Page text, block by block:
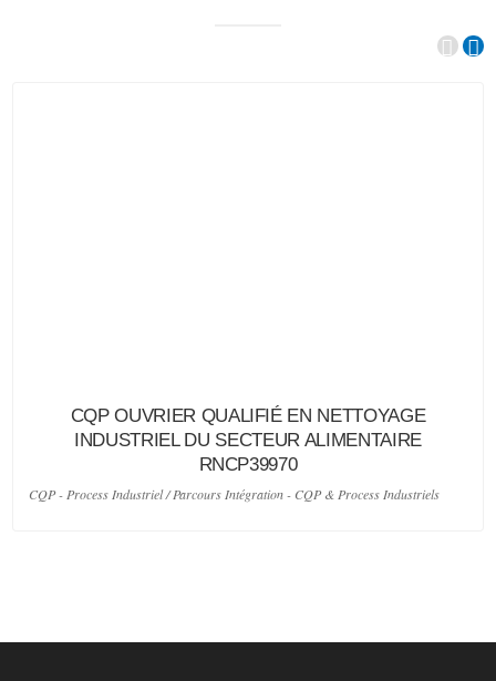
CQP OUVRIER QUALIFIÉ EN NETTOYAGE
INDUSTRIEL DU SECTEUR ALIMENTAIRE
RNCP39970
CQP - Process Industriel / Parcours Intégration - CQP & Process Industriels